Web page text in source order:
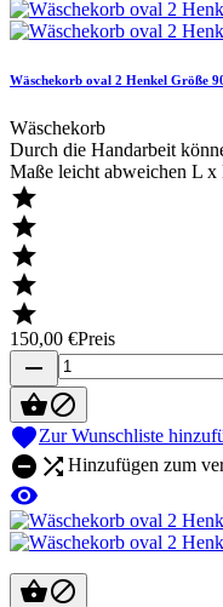
Wäschekorb oval 2 Henkel Größe
Wäschekorb
Durch die Handarbeit
Maße leicht abweichen L





150,00 €Preis
remove

Zur Wunschliste
  Hinzufügen zum

